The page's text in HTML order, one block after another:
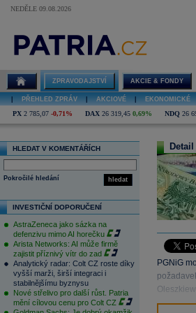
NEDĚLE 09.08.2026
ZPRAVODAJSTVÍ AKCIE & FONDY
PŘEHLED ZPRÁV AKCIOVÉ EKONOMICKÉ
PX 2 785,07 -0,71% DAX 26 319,45 0,69% NDQ 26
HLEDAT V KOMENTÁŘÍCH
hledat
Pokročilé hledání
INVESTIČNÍ DOPORUČENÍ
AstraZeneca jako sázka na
defenzivu mimo AI horečku
Arista Networks: AI může firmě
zajistit příznivý vítr do zad
Analytický radar: Colt CZ roste díky
vyšší marži, širší integraci i
stabilnějšímu byznysu
Nové střelivo pro další růst. Patria
mění cílovou cenu pro Colt CZ
PGNiG